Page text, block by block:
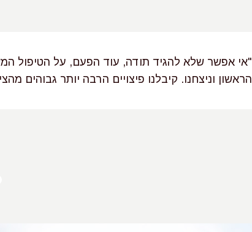
"אי אפשר שלא להגיד תודה, עוד הפעם, על הטיפול
הראשון וניצחנו. קיבלנו פיצויים הרבה יותר גבוהים